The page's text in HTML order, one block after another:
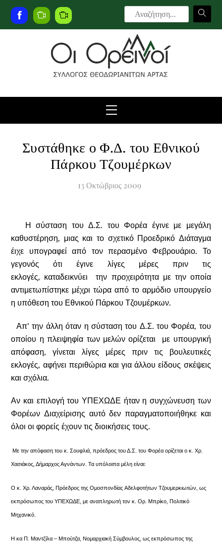
Skip
content
Facebook
Live
Live
2
Menu
Συστάθηκε ο Φ.Δ. του Εθνικού
Πάρκου Τζουμέρκων
13 Οκτώβριος 2009
Η σύσταση του Δ.Σ. του Φορέα έγινε με μεγάλη
καθυστέρηση, μιας και το σχετικό Προεδρικό Διάταγμα
έιχε υπογραφεί από τον περασμένο Φεβρουάριο. Το
γεγονός ότι έγινε λίγες μέρες πριν τις
εκλογές, καταδεικνύει την προχειρότητα με την οποία
αντιμετωπίστηκε μέχρι τώρα από το αρμόδιο υπουργείο
η υπόθεση του Εθνικού Πάρκου Τζουμέρκων.
Απ' την άλλη όταν η σύσταση του Δ.Σ. του Φορέα, του
οποίου η πλειψηφία των μελών ορίζεται με υπουργική
απόφαση, γίνεται λίγες μέρες πριν τις βουλευτικές
εκλογές, αφήνει περιθώρια και για άλλου είδους σκέψεις
και σχόλια.
Αν και επιλογή του ΥΠΕΧΩΔΕ ήταν η συγχώνευση των
Φορέων Διαχείρισης αυτό δεν παραγματοποιήθηκε και
όλοι οι φορείς έχουν τις διοικήσεις τους.
Με την απόφαση του κ. Σουφλιά, πρόεδρος του Δ.Σ. του Φορέα ορίζεται ο κ. Χρ.
Χασιάκος, Δήμαρχος Αγνάντων. Τα υπόλοιπα μέλη είναι:
Ο κ. Χρ. Λαναράς, Πρόεδρος της Ομοσπονδίας Aδελφοτήτων Τζουμερκιωτών, ως
εκπρόσωπος του ΥΠΕΧΩΔΕ, με αναπληρωτή τον κ. Ορ. Μπρίκο, Πολιτικό
Μηχανικό.
Η κα Π. Μαντζίλα – Μπούτζα, Νομαρχιακή Σύμβουλος, ως εκπρόσωπος της